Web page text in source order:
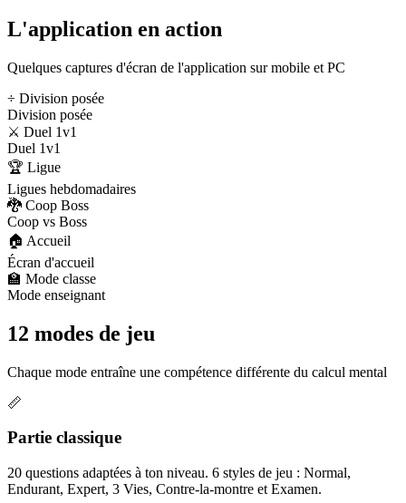
L'application en action
Quelques captures d'écran de l'application sur mobile et PC
÷ Division posée
Division posée
⚔️ Duel 1v1
Duel 1v1
🏆 Ligue
Ligues hebdomadaires
🐉 Coop Boss
Coop vs Boss
🏠 Accueil
Écran d'accueil
🏫 Mode classe
Mode enseignant
12 modes de jeu
Chaque mode entraîne une compétence différente du calcul mental
📏
Partie classique
20 questions adaptées à ton niveau. 6 styles de jeu : Normal,
Endurant, Expert, 3 Vies, Contre-la-montre et Examen.